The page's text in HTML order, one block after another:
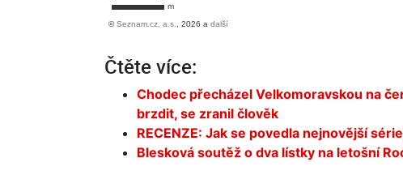
Čtěte více:
Chodec přecházel Velkomoravskou na
brzdit, se zranil člověk
RECENZE: Jak se povedla nejnovější
Blesková soutěž o dva lístky na letošní